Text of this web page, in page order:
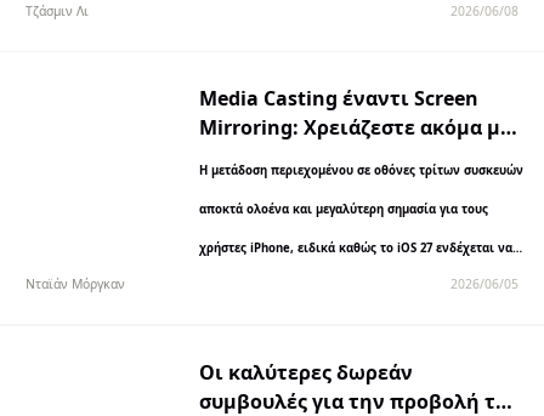
Τζάσμιν Λι 2026/06/08
Media Casting έναντι Screen
Mirroring: Χρειάζεστε ακόμα μια
εφαρμογή mirroring στο iPhone;
Η μετάδοση περιεχομένου σε οθόνες τρίτων συσκευών
αποκτά ολοένα και μεγαλύτερη σημασία για τους
χρήστες iPhone, ειδικά καθώς το iOS 27 ενδέχεται να
πιο ομαλά…
Νταϊάν Μόργκαν 2026/06/05
Οι καλύτερες δωρεάν
συμβουλές για την προβολή της